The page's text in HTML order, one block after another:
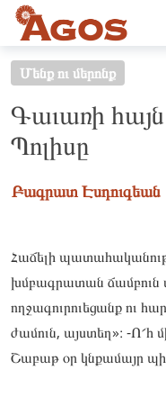
Մենք ու մերոնք
Գաւառի
Պոլիսը
Բագրատ Էսդուգեան
Հաճելի
խմբագրատան ճամբուն
ողջագուրուեցանք ու
ժամուն, այստեղ»։ -Ո՜հ
Շաբաթ օր կնքամայր